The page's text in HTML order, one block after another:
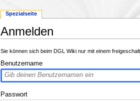
Anmelden
Sie können sich beim DGL Wiki nur mit einem
Benutzername
Passwort
Spezialseite